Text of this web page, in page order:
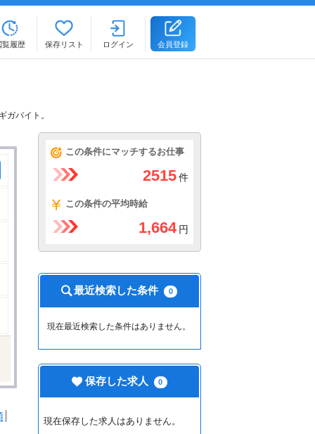
覧履歴 保存リスト ログイン 会員登録
ガバイト。
この条件にマッチするお仕事
2515 件
この条件の平均時給
1,664 円
最近検索した条件 0
現在最近検索した条件はありません。
保存した求人 0
現在保存した求人はありません。